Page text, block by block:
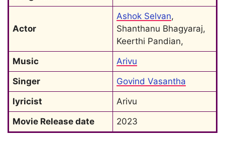
Actor
Ashok Selvan,
Shanthanu Bhagyaraj,
Keerthi Pandian,
Music
Arivu
Singer
Govind Vasantha
lyricist
Arivu
Movie Release date
2023